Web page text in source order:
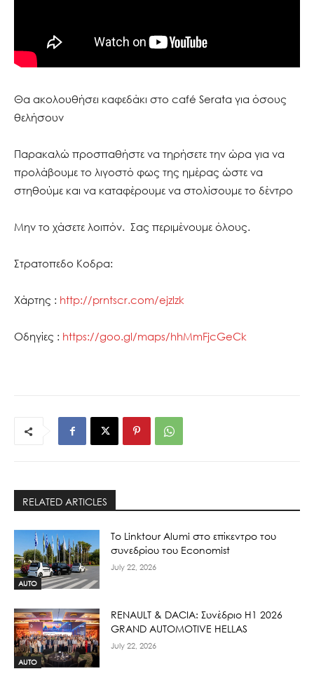
Θα ακολουθήσει καφεδάκι στο café Serata για όσους
θελήσουν
Παρακαλώ προσπαθήστε να τηρήσετε την ώρα για να
προλάβουμε το λιγοστό φως της ημέρας ώστε να
στηθούμε και να καταφέρουμε να στολίσουμε το δέντρο
Μην το χάσετε λοιπόν. Σας περιμένουμε όλους.
Στρατοπεδο Κοδρα:
Χάρτης : http://prntscr.com/ejzlzk
Οδηγίες : https://goo.gl/maps/hhMmFjcGeCk
RELATED ARTICLES
AUTO
Το Linktour Alumi στο επίκεντρο του
συνεδρίου του Economist
July 22, 2026
AUTO
RENAULT & DACIA: Συνέδριο H1 2026
GRAND AUTOMOTIVE HELLAS
July 22, 2026